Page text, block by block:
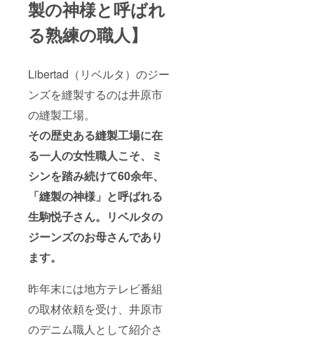
製の神様と呼ばれ
る熟練の職人】
Libertad（リベルタ）のジー
ンズを縫製するのは井原市
の縫製工場。
その歴史ある縫製工場に在
る一人の女性職人こそ、ミ
シンを踏み続けて60余年、
「縫製の神様」と呼ばれる
生駒悦子さん。リベルタの
ジーンズのお母さんであり
ます。
昨年末には地方テレビ番組
の取材依頼を受け、井原市
のデニム職人として紹介さ